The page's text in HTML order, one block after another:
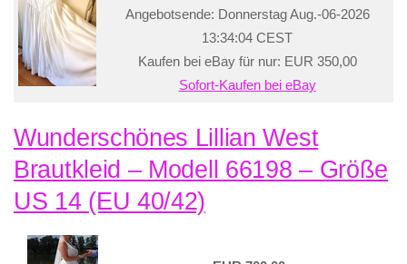
Angebotsende: Donnerstag Aug.-06-2026
13:34:04 CEST
Kaufen bei eBay für nur: EUR 350,00
Sofort-Kaufen bei eBay
Wunderschönes Lillian West
Brautkleid – Modell 66198 – Größe
US 14 (EU 40/42)